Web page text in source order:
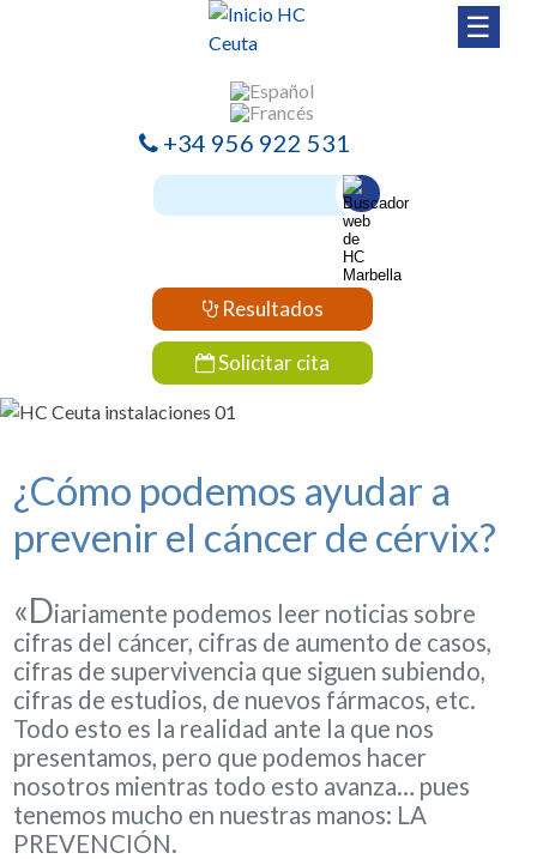
☰
+34 956 922 531
Resultados
Solicitar cita
¿Cómo podemos ayudar a
prevenir el cáncer de cérvix?
«Diariamente podemos leer noticias sobre
cifras del cáncer, cifras de aumento de casos,
cifras de supervivencia que siguen subiendo,
cifras de estudios, de nuevos fármacos, etc.
Todo esto es la realidad ante la que nos
presentamos, pero que podemos hacer
nosotros mientras todo esto avanza… pues
tenemos mucho en nuestras manos: LA
PREVENCIÓN.